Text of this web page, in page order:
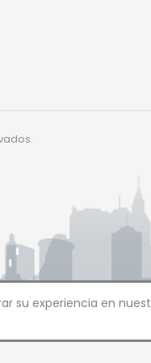
su experiencia en